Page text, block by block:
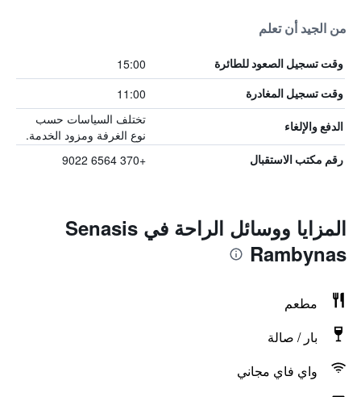
من الجيد أن تعلم
وقت تسجيل الصعود للطائرة 15:00
وقت تسجيل المغادرة 11:00
الدفع والإلغاء
تختلف السياسات حسب
نوع الغرفة ومزود الخدمة.
رقم مكتب الاستقبال +370 6564 9022
المزايا ووسائل الراحة في Senasis
Rambynas
مطعم
بار / صالة
واي فاي مجاني